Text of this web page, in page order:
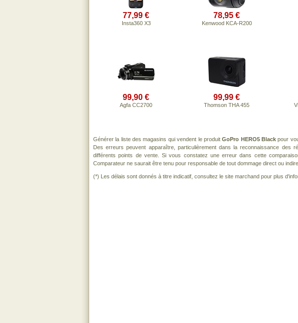
77,99 €
Insta360 X3
78,95 €
Kenwood KCA-R200
99,90 €
Agfa CC2700
99,99 €
Thomson THA 455
Générer la liste des magasins qui vendent le produitGoPro HERO5 Black pour
Des erreurs peuvent apparaître, particulièrement dans la reconnaissance des
différents points de vente. Si vous constatez une erreur dans cette
Comparateur ne saurait être tenu pour responsable de tout dommage direct ou
(*) Les délais sont donnés à titre indicatif, consultez le site marchand pour plus